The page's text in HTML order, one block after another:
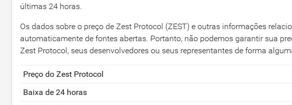
últimas 24 horas.
Os dados sobre o preço de Zest Protocol (ZEST) e outras informações
automaticamente de fontes abertas. Portanto, não podemos garantir sua
Zest Protocol, seus desenvolvedores ou seus representantes de forma
Preço do Zest Protocol
Baixa de 24 horas